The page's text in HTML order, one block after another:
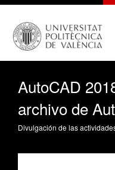
AutoCAD
archivo de